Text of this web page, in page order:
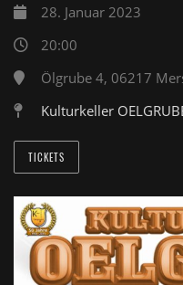
28. Januar 2023
20:00
Ölgrube 4, 06217
Kulturkeller
TICKETS